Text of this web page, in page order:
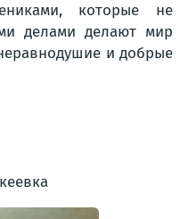
которые не
делами делают мир
и добрые